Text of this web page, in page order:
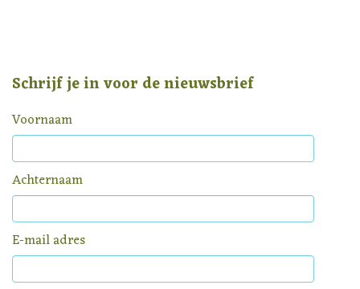
Schrijf je in voor de nieuwsbrief
Voornaam
Achternaam
E-mail adres